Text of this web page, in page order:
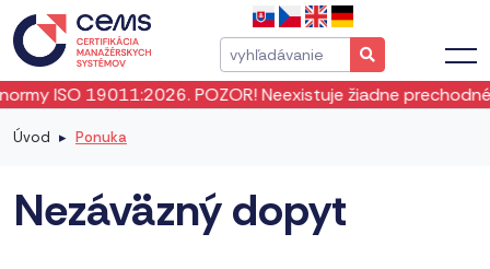
ISO 19011:2026. POZOR! Neexistuje žiadne prechodné
Úvod Ponuka
Nezáväzný dopyt